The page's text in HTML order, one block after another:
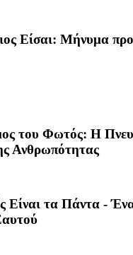
Είσαι: Μήνυμα
του Φωτός: Η
Ανθρωπότητας
Είναι τα Πάντα -